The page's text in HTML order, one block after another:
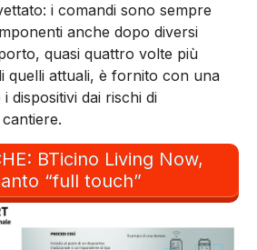
i comandi sono sempre
anche dopo diversi
quasi quattro volte più
quelli attuali, è fornito con una
dispositivi dai rischi di
BTicino Living Now,
“full touch”